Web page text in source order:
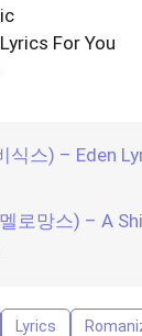
For You
식스) – Eden
로망스) – A
Lyrics